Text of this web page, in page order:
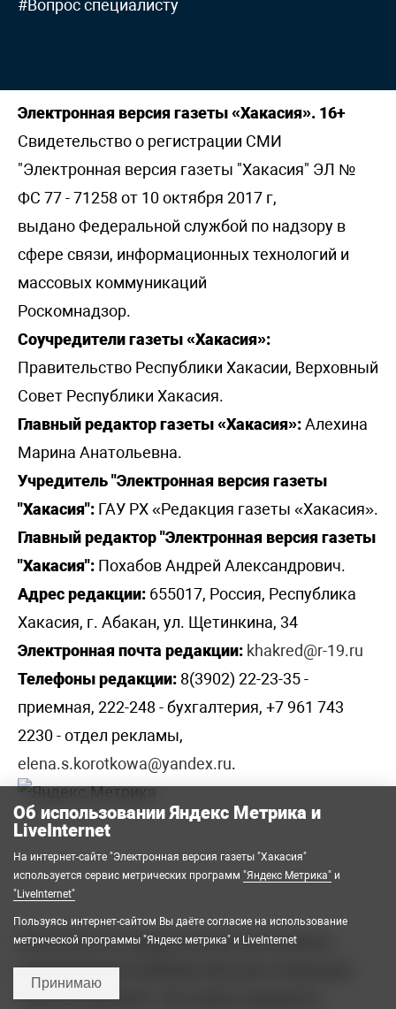
#Вопрос специалисту
Электронная версия газеты «Хакасия». 16+
Свидетельство о регистрации СМИ
"Электронная версия газеты "Хакасия" ЭЛ №
ФС 77 - 71258 от 10 октября 2017 г,
выдано Федеральной службой по надзору в
сфере связи, информационных технологий и
массовых коммуникаций
Роскомнадзор.
Соучредители газеты «Хакасия»:
Правительство Республики Хакасии, Верховный
Совет Республики Хакасия.
Главный редактор газеты «Хакасия»:Алехина
Марина Анатольевна.
Учредитель "Электронная версия газеты
"Хакасия": ГАУ РХ «Редакция газеты «Хакасия».
Главный редактор "Электронная версия газеты
"Хакасия": Похабов Андрей Александрович.
Адрес редакции: 655017, Россия, Республика
Хакасия, г. Абакан, ул. Щетинкина, 34
Электронная почта редакции: khakred@r-19.ru
Телефоны редакции: 8(3902) 22-23-35 -
приемная, 222-248 - бухгалтерия, +7 961 743
2230 - отдел рекламы,
elena.s.korotkowa@yandex.ru.
2008-2026 © Государственное автономное
учреждение Республики Хакасия «Редакция
газеты «Хакасия». Все права защищены.
Об использовании Яндекс Метрика и
LiveInternet
На интернет-сайте "Электронная версия газеты "Хакасия"
используется сервис метрических программ "Яндекс Метрика" и
"LiveInternet"
Пользуясь интернет-сайтом Вы даёте согласие на использование
метрической программы "Яндекс метрика" и LiveInternet
Принимаю